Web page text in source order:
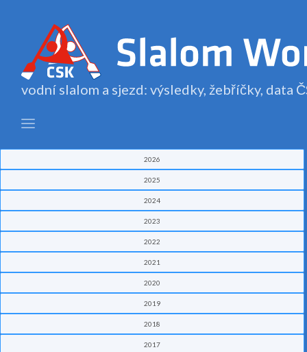
vodní slalom a sjezd: výsledky, žebříčky, data
2026
2025
2024
2023
2022
2021
2020
2019
2018
2017